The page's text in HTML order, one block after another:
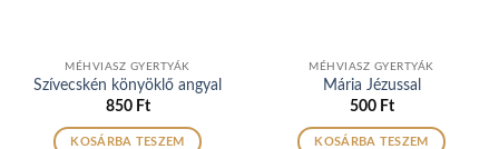
MÉHVIASZ GYERTYÁK
Szívecskén könyöklő angyal
850 Ft
KOSÁRBA TESZEM
MÉHVIASZ GYERTYÁK
Mária Jézussal
500 Ft
KOSÁRBA TESZEM